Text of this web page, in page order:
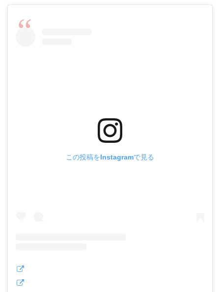
この投稿をInstagramで見る